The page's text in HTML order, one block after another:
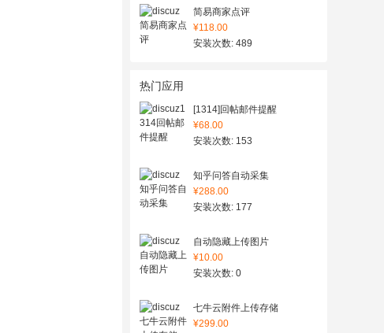
简易商家点评
¥118.00
安装次数: 489
热门应用
[1314]回帖邮件提醒
¥68.00
安装次数: 153
知乎问答自动采集
¥288.00
安装次数: 177
自动隐藏上传图片
¥10.00
安装次数: 0
七牛云附件上传存储
¥299.00